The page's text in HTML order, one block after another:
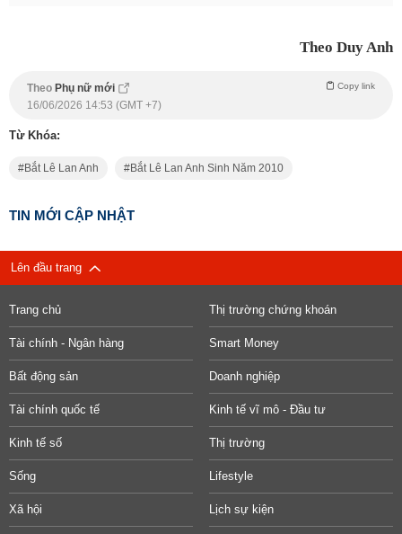
Theo Duy Anh
Theo Phụ nữ mới Copy link
16/06/2026 14:53 (GMT +7)
Từ Khóa:
Bắt Lê Lan Anh Bắt Lê Lan Anh Sinh Năm 2010
TIN MỚI CẬP NHẬT
Lên đầu trang
Trang chủ Thị trường chứng khoán
Tài chính - Ngân hàng Smart Money
Bất động sản Doanh nghiệp
Tài chính quốc tế Kinh tế vĩ mô - Đầu tư
Kinh tế số Thị trường
Sống Lifestyle
Xã hội Lịch sự kiện